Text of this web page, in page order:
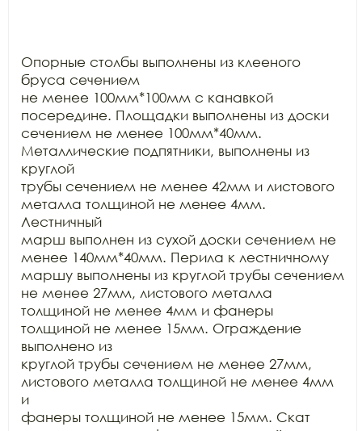
Опорные столбы выполнены из клееного
бруса сечением
не менее 100мм*100мм с канавкой
посередине. Площадки выполнены из доски
сечением не менее 100мм*40мм.
Металлические подпятники, выполнены из
круглой
трубы сечением не менее 42мм и листового
металла толщиной не менее 4мм.
Лестничный
марш выполнен из сухой доски сечением не
менее 140мм*40мм. Перила к лестничному
маршу выполнены из круглой трубы сечением
не менее 27мм, листового металла
толщиной не менее 4мм и фанеры
толщиной не менее 15мм. Ограждение
выполнено из
круглой трубы сечением не менее 27мм,
листового металла толщиной не менее 4мм
и
фанеры толщиной не менее 15мм. Скат